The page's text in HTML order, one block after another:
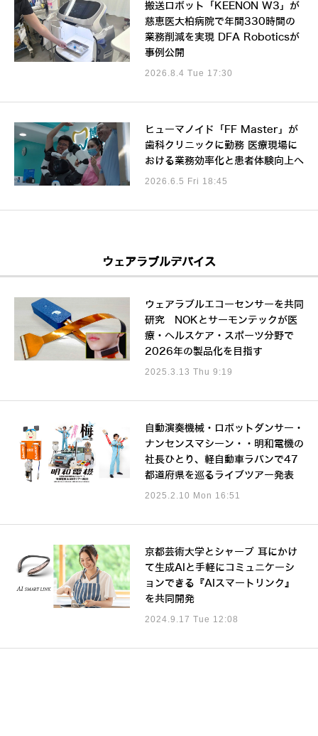
搬送ロボット「KEENON W3」が
慈恵医大柏病院で年間330時間の
業務削減を実現 DFA Roboticsが
事例公開
2026.8.4 Tue 17:30
ヒューマノイド「FF Master」が
歯科クリニックに勤務 医療現場に
おける業務効率化と患者体験向上へ
2026.6.5 Fri 18:45
ウェアラブルデバイス
ウェアラブルエコーセンサーを共同
研究 NOKとサーモンテックが医
療・ヘルスケア・スポーツ分野で
2026年の製品化を目指す
2025.3.13 Thu 9:19
自動演奏機械・ロボットダンサー・
ナンセンスマシーン・・明和電機の
社長ひとり、軽自動車ラパンで47
都道府県を巡るライブツアー発表
2025.2.10 Mon 16:51
京都芸術大学とシャープ 耳にかけ
て生成AIと手軽にコミュニケーシ
ョンできる『AIスマートリンク』
を共同開発
2024.9.17 Tue 12:08